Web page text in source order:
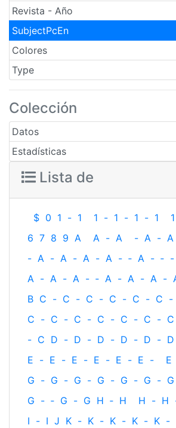
Revista - Año
SubjectPcEn
Colores
Type
Colección
Datos
Estadísticas
Lista de
$ 0 1 - 1 1 - 1 - 1 - 1 1
6 7 8 9 A A - A - A - A
- A - A - A - A - ‐ A - ‐ -
A - A - A - ‐ A - A - A -
B C - C - C - C - C - C -
C - C - C - C - C - C - C
- C D - D - D - D - D - D
E - E - E - E - E - E - E
G - G - G - G - G - G - G
G - ‐ G - G H ‐ H H - H
I - I J K - K - K - K - K -